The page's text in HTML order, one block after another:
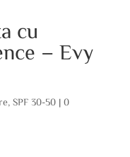
cu
– Evy
, SPF 30-50| 0